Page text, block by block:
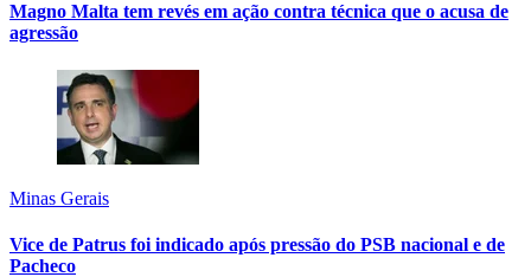
Magno Malta tem revés em ação contra técnica que o acusa de
agressão
Minas Gerais
Vice de Patrus foi indicado após pressão do PSB nacional e de
Pacheco